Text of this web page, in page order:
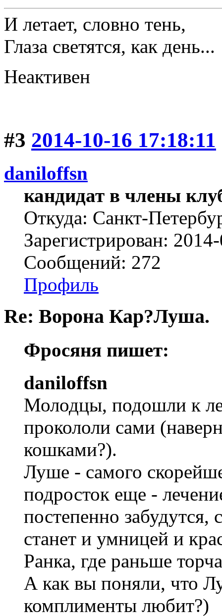
И летает, словно тень,
Глаза светятся, как день...
Неактивен
#3 2014-10-16 17:18:11
daniloffsn
кандидат в члены
Откуда: Санкт-
Зарегистрирован:
Сообщений: 272
Профиль
Re: Ворона Кар?Луша.
Фросяня пишет:
daniloffsn
Молодцы, подошли к
прокололи сами
кошками?).
Луше - самого
подросток еще -
постепенно забудутся,
станет и умницей и
Ранка, где раньше
А как вы поняли, что
комплименты любит?)